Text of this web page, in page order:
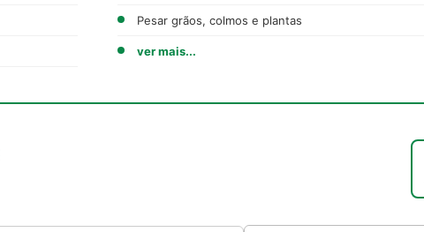
Pesar grãos, colmos e plantas
ver mais...